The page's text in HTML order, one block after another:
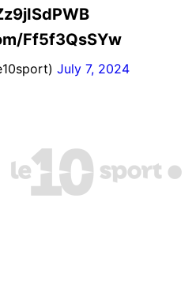
Ff5f3QsSYw
July 7, 2024